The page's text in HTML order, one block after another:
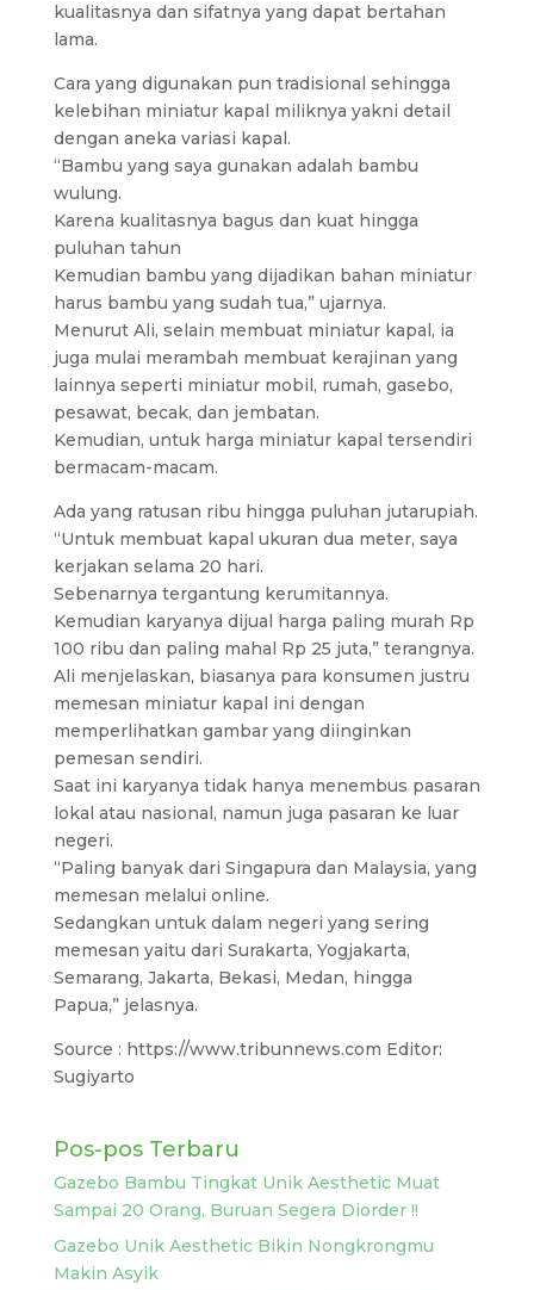
kualitasnya dan sifatnya yang dapat bertahan
lama.
Cara yang digunakan pun tradisional sehingga
kelebihan miniatur kapal miliknya yakni detail
dengan aneka variasi kapal.
“Bambu yang saya gunakan adalah bambu
wulung.
Karena kualitasnya bagus dan kuat hingga
puluhan tahun
Kemudian bambu yang dijadikan bahan miniatur
harus bambu yang sudah tua,” ujarnya.
Menurut Ali, selain membuat miniatur kapal, ia
juga mulai merambah membuat kerajinan yang
lainnya seperti miniatur mobil, rumah, gasebo,
pesawat, becak, dan jembatan.
Kemudian, untuk harga miniatur kapal tersendiri
bermacam-macam.
Ada yang ratusan ribu hingga puluhan jutarupiah.
“Untuk membuat kapal ukuran dua meter, saya
kerjakan selama 20 hari.
Sebenarnya tergantung kerumitannya.
Kemudian karyanya dijual harga paling murah Rp
100 ribu dan paling mahal Rp 25 juta,” terangnya.
Ali menjelaskan, biasanya para konsumen justru
memesan miniatur kapal ini dengan
memperlihatkan gambar yang diinginkan
pemesan sendiri.
Saat ini karyanya tidak hanya menembus pasaran
lokal atau nasional, namun juga pasaran ke luar
negeri.
“Paling banyak dari Singapura dan Malaysia, yang
memesan melalui online.
Sedangkan untuk dalam negeri yang sering
memesan yaitu dari Surakarta, Yogjakarta,
Semarang, Jakarta, Bekasi, Medan, hingga
Papua,” jelasnya.
Source : https://www.tribunnews.com Editor:
Sugiyarto
Pos-pos Terbaru
Gazebo Bambu Tingkat Unik Aesthetic Muat
Sampai 20 Orang, Buruan Segera Diorder !!
Gazebo Unik Aesthetic Bikin Nongkrongmu
Makin Asyik